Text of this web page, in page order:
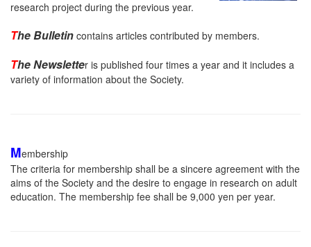
research project during the previous year.
The Bulletin contains articles contributed by members.
The Newsletter is published four times a year and it includes a
variety of information about the Society.
Membership
The criteria for membership shall be a sincere agreement with the
aims of the Society and the desire to engage in research on adult
education. The membership fee shall be 9,000 yen per year.